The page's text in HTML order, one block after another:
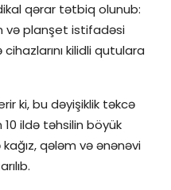
qərar tətbiq olunub:
və planşet istifadəsi
kilidli qutulara
ki, bu dəyişiklik təkcə
ildə təhsilin böyük
qələm və ənənəvi